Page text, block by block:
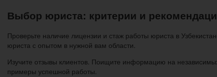
Выбор юриста: критерии и
Проверьте наличие лицензии и стаж работы юриста в
юриста с опытом в нужной вам области.
Изучите отзывы клиентов. Поищите информацию на
примеры успешной работы.